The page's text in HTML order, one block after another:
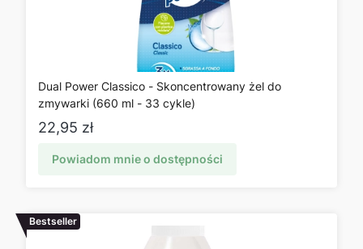
Dual Power Classico - Skoncentrowany żel do
zmywarki (660 ml - 33 cykle)
Cena
22,95 zł
Powiadom mnie o dostępności
Bestseller